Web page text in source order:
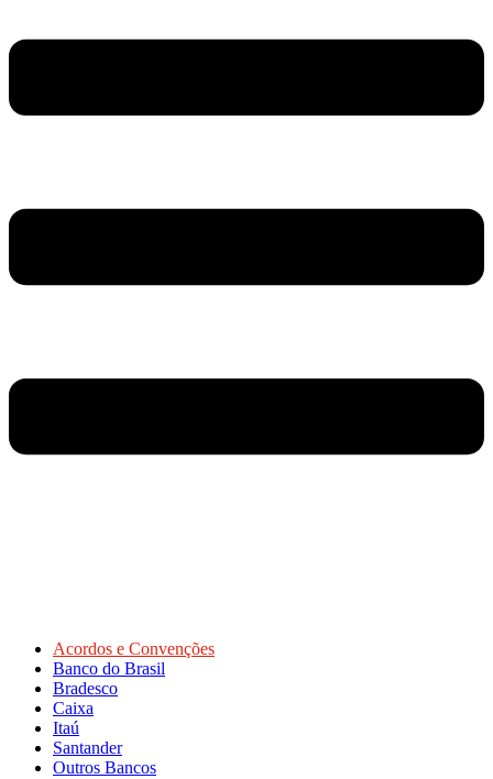
Acordos e Convenções
Banco do Brasil
Bradesco
Caixa
Itaú
Santander
Outros Bancos